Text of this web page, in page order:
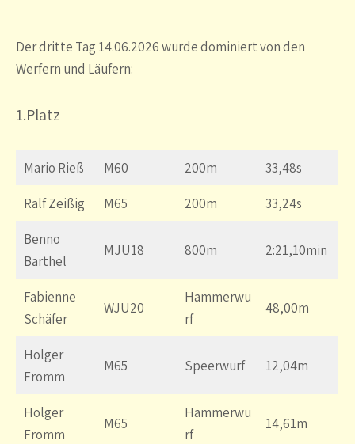
Der dritte Tag 14.06.2026 wurde dominiert von den
Werfern und Läufern:
1.Platz
Mario Rieß M60 200m 33,48s
Ralf Zeißig M65 200m 33,24s
Benno
Barthel
MJU18 800m 2:21,10min
Fabienne
Schäfer
WJU20
Hammerwu
rf
48,00m
Holger
Fromm
M65 Speerwurf 12,04m
Holger
Fromm
M65
Hammerwu
rf
14,61m